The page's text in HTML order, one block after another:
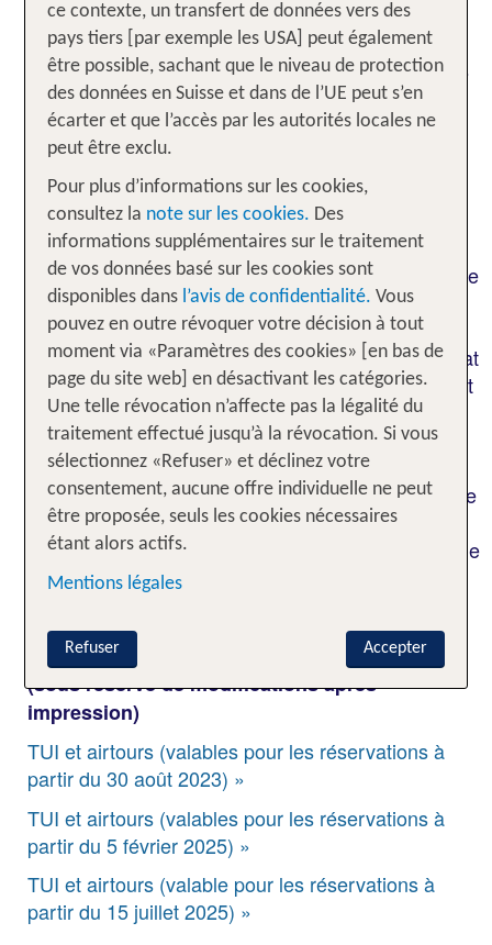
Vous trouverez ci-dessous nos Conditions
générales de voyage et dispositions contractuelles
(CGVDC) en format PDF imprimable. Ces
conditions s'appliquent à toutes les réservations
des marques de voyagistes TUI et airtours auprès
du tour-opérateur TUI Suisse Ltd.
IMPORTANT!
Les clients qui ont effectué leurs réservations en
ligne sont particulièrement avisés par le CGVDC de
respecter la clause 4.8: "Pour les réservations de
vols par Internet, nous ne sommes que des
intermédiaires au sens de la clause 1.3 et le contrat
avec la compagnie aérienne est conclu au moment
de l'émission des billets. Si votre réservation en
ligne est effectuée en dehors d'un jour ouvrable et
en dehors des heures de bureau (09.00 à 18.00,
changements possibles sans préavis), les billets ne
seront émis que le jour ouvrable suivant. Le prix
déterminant dans ce cas est le prix du jour ouvrable
suivant et non le prix du jour de votre réservation
CGVDC pour tous les voyages des marques
(sous réserve de modifications après
impression)
TUI et airtours (valables pour les réservations à
partir du 30 août 2023) »
TUI et airtours (valables pour les réservations à
partir du 5 février 2025) »
TUI et airtours (valable pour les réservations à
partir du 15 juillet 2025) »
ce contexte, un transfert de données vers des
pays tiers [par exemple les USA] peut également
être possible, sachant que le niveau de protection
des données en Suisse et dans de l’UE peut s’en
écarter et que l’accès par les autorités locales ne
peut être exclu.
Pour plus d’informations sur les cookies,
consultez la note sur les cookies. Des
informations supplémentaires sur le traitement
de vos données basé sur les cookies sont
disponibles dans l’avis de confidentialité. Vous
pouvez en outre révoquer votre décision à tout
moment via «Paramètres des cookies» [en bas de
page du site web] en désactivant les catégories.
Une telle révocation n’affecte pas la légalité du
traitement effectué jusqu’à la révocation. Si vous
sélectionnez «Refuser» et déclinez votre
consentement, aucune offre individuelle ne peut
être proposée, seuls les cookies nécessaires
étant alors actifs.
Mentions légales
Accepter
Refuser